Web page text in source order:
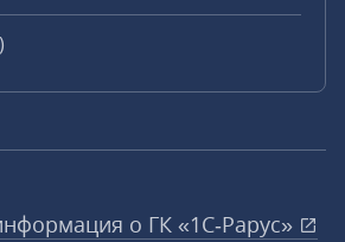
о ГК «1С‑Рарус»